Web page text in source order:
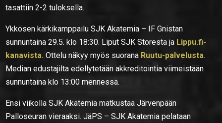
tasattiin 2-2 tuloksella.
Ykkösen kärkikamppailu SJK Akatemia – IF Gnistan
sunnuntaina 29.5. klo 18:30. Liput SJK Storesta ja Lippu.fi-
kanavista. Ottelu näkyy myös suorana Ruutu-palvelusta.
Median edustajilta edellytetään akkreditointia viimeistään
sunnuntaina klo 13:00 mennessä.
Ensi viikolla SJK Akatemia matkustaa Järvenpään
Palloseuran vieraaksi. JäPS – SJK Akatemia pelataan